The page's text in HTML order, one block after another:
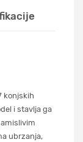
konjskih
i stavlja ga
ubrzanja,